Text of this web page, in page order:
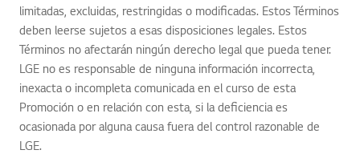
limitadas, excluidas, restringidas o modificadas. Estos Términos
deben leerse sujetos a esas disposiciones legales. Estos
Términos no afectarán ningún derecho legal que pueda tener.
LGE no es responsable de ninguna información incorrecta,
inexacta o incompleta comunicada en el curso de esta
Promoción o en relación con esta, si la deficiencia es
ocasionada por alguna causa fuera del control razonable de
LGE.